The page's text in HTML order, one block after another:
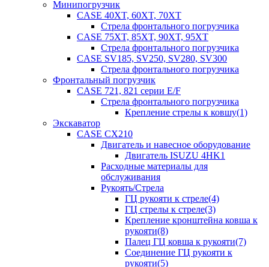
Минипогрузчик
CASE 40XT, 60XT, 70XT
Стрела фронтального погрузчика
CASE 75XT, 85XT, 90XT, 95XT
Стрела фронтального погрузчика
CASE SV185, SV250, SV280, SV300
Стрела фронтального погрузчика
Фронтальный погрузчик
CASE 721, 821 серии E/F
Стрела фронтального погрузчика
Крепление стрелы к ковшу(1)
Экскаватор
CASE CX210
Двигатель и навесное оборудование
Двигатель ISUZU 4HK1
Расходные материалы для
обслуживания
Рукоять/Стрела
ГЦ рукояти к стреле(4)
ГЦ стрелы к стреле(3)
Крепление кронштейна ковша к
рукояти(8)
Палец ГЦ ковша к рукояти(7)
Соединение ГЦ рукояти к
рукояти(5)